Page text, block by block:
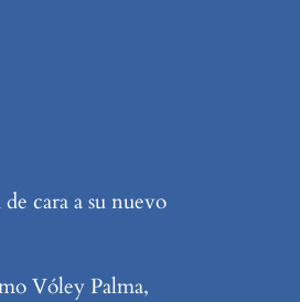
cara a su nuevo
Vóley Palma,